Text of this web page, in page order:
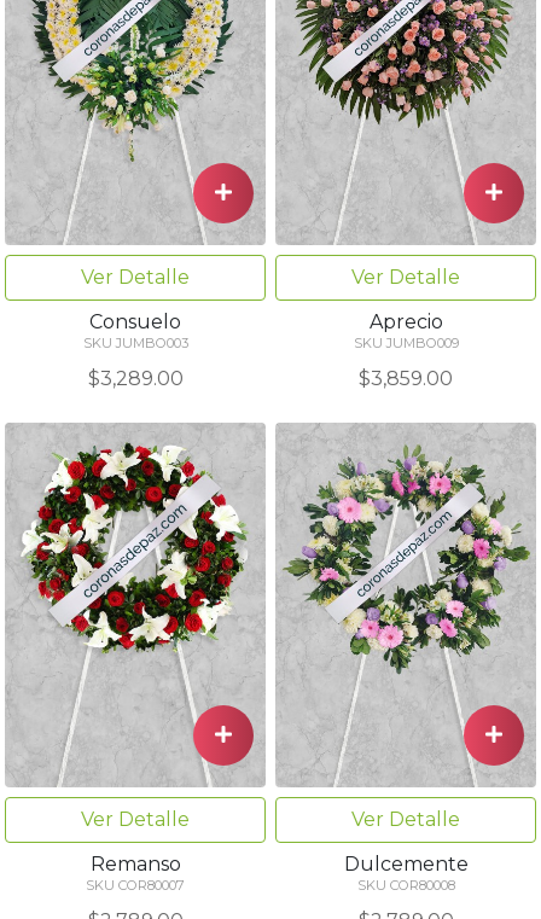
Ver Detalle
Consuelo
SKU JUMBO003
$3,289.00
Ver Detalle
Aprecio
SKU JUMBO009
$3,859.00
Ver Detalle
Remanso
SKU COR80007
Ver Detalle
Dulcemente
SKU COR80008